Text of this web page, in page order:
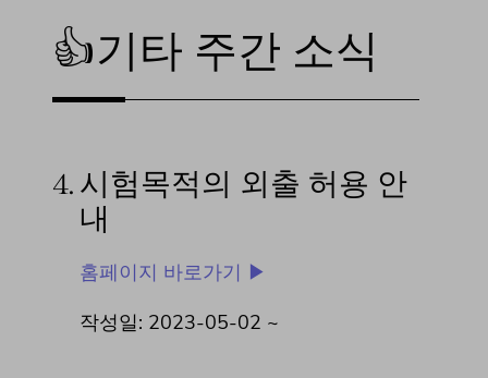
👍기타 주간 소식
4. 시험목적의 외출 허용 안
내
홈페이지 바로가기 ▶
작성일: 2023-05-02 ~